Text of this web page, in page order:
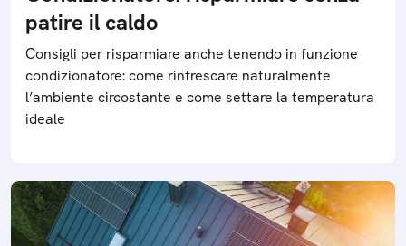
patire il caldo
Consigli per risparmiare anche tenendo in funzione
condizionatore: come rinfrescare naturalmente
l’ambiente circostante e come settare la temperatura
ideale